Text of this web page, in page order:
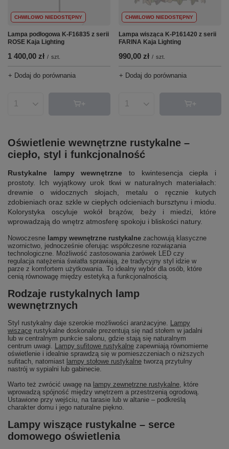
CHWILOWO NIEDOSTĘPNY
Lampa podłogowa K-F16835 z serii
ROSE Kaja Lighting
1 400,00 zł / szt.
+ Dodaj do porównania
Ilość produktów
CHWILOWO NIEDOSTĘPNY
Lampa wisząca K-P161420 z serii
FARINA Kaja Lighting
990,00 zł / szt.
+ Dodaj do porównania
Ilość produktów
Oświetlenie wewnętrzne rustykalne –
ciepło, styl i funkcjonalność
Rustykalne lampy wewnętrzne to kwintesencja ciepła i
prostoty. Ich wyjątkowy urok tkwi w naturalnych materiałach:
drewnie o widocznych słojach, metalu o ręcznie kutych
zdobieniach oraz szkle w ciepłych odcieniach bursztynu i miodu.
Kolorystyka oscyluje wokół brązów, beży i miedzi, które
wprowadzają do wnętrz atmosferę spokoju i bliskości natury.
Nowoczesne lampy wewnętrzne rustykalne zachowują klasyczne
wzornictwo, jednocześnie oferując współczesne rozwiązania
technologiczne. Możliwość zastosowania żarówek LED czy
regulacja natężenia światła sprawiają, że tradycyjny styl idzie w
parze z komfortem użytkowania. To idealny wybór dla osób, które
cenią równowagę między estetyką a funkcjonalnością.
Rodzaje rustykalnych lamp
wewnętrznych
Styl rustykalny daje szerokie możliwości aranżacyjne.
Lampy
wiszące rustykalne doskonale prezentują się nad stołem w jadalni
lub w centralnym punkcie salonu, gdzie stają się naturalnym
centrum uwagi.
Lampy sufitowe rustykalne zapewniają równomierne
oświetlenie i idealnie sprawdzą się w pomieszczeniach o niższych
sufitach, natomiast lampy stołowe rustykalne tworzą przytulny
nastrój w sypialni lub gabinecie.
Warto też zwrócić uwagę na lampy zewnętrzne rustykalne , które
wprowadzą spójność między wnętrzem a przestrzenią ogrodową.
Ustawione przy wejściu, na tarasie lub w altanie – podkreślą
charakter domu i jego naturalne piękno.
Lampy wiszące rustykalne – serce
domowego oświetlenia